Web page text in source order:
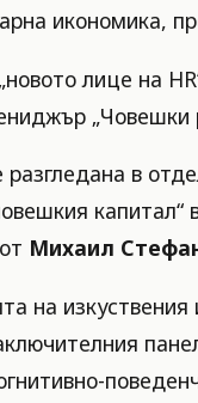
икономика,
лице на
„Човешки
в
Михаил
на изкуствения